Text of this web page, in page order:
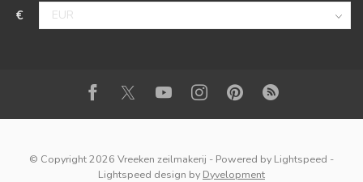
€
© Copyright 2026 Vreeken zeilmakerij - Powered by Lightspeed -
Lightspeed design by Dyvelopment